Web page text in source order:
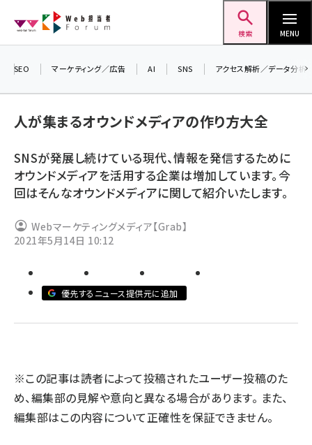
ン
検索 MENU
seo (3523)
ai (2804)
note (2312)
z世代 (1622)
SEO マーケティング／広告 AI SNS アクセス解析／データ分析
人が集まるオウンドメディアの作り方大全
SNSが発展し続けている現代、情報を発信するために
オウンドメディアを活用する企業は増加しています。今
回はそんなオウンドメディアに関して紹介いたします。
Webマーケティングメディア【Grab】
2021年5月14日 10:12
優先するニュース提供元に追加
※この記事は読者によって投稿されたユーザー投稿のた
め、編集部の見解や意向と異なる場合があります。 また、
編集部はこの内容について正確性を保証できません。